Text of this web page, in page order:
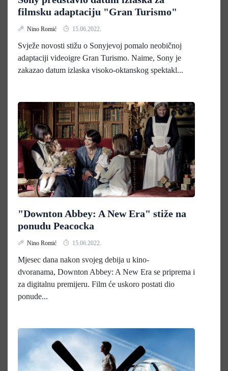
filmsku adaptaciju "Gran Turismo"
Nino Romić 15.06.2022.
Svježe novosti stižu o Sonyjevoj pomalo neobičnoj
adaptaciji videoigre Gran Turismo. Naime, Sony je
zakazao datum izlaska visoko-oktanskog spektakl...
"Downton Abbey: A New Era" stiže na
ponudu Peacocka
Nino Romić 15.06.2022.
Mjesec dana nakon svojeg debija u kino-
dvoranama, Downton Abbey: A New Era se priprema i
za digitalnu premijeru. Film će uskoro postati dio
ponude...